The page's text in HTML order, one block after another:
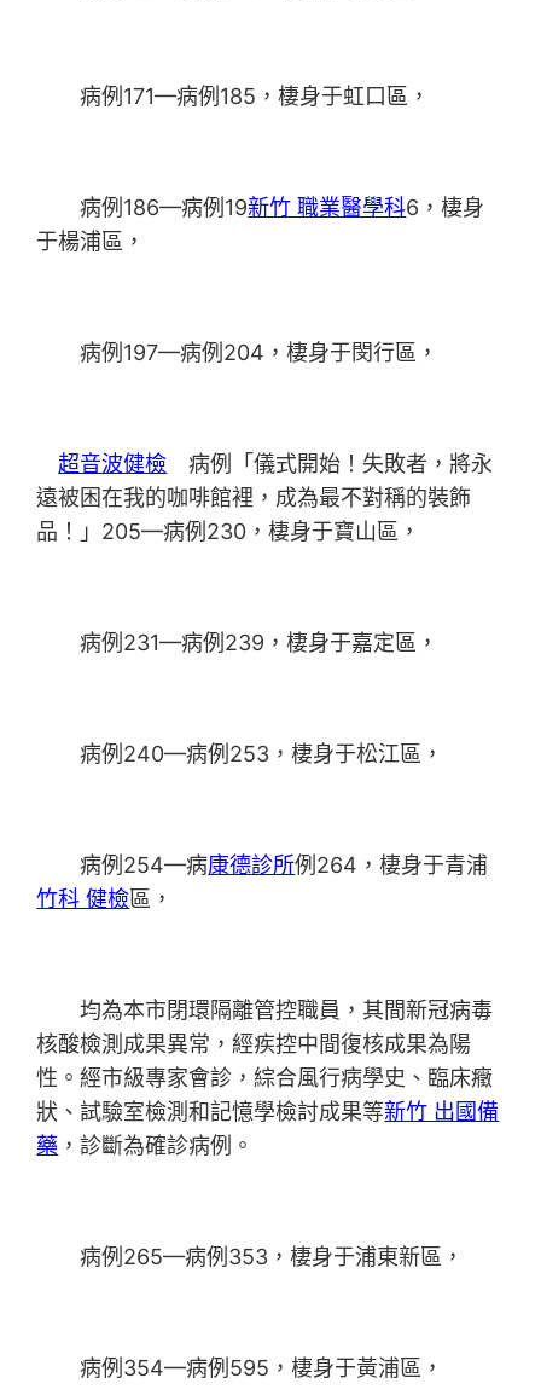
病例171—病例185，棲身于虹口區，
病例186—病例19新竹 職業醫學科6，棲身
于楊浦區，
病例197—病例204，棲身于閔行區，
超音波健檢 病例「儀式開始！失敗者，將永
遠被困在我的咖啡館裡，成為最不對稱的裝飾
品！」205—病例230，棲身于寶山區，
病例231—病例239，棲身于嘉定區，
病例240—病例253，棲身于松江區，
病例254—病康德診所例264，棲身于青浦
竹科 健檢區，
均為本市閉環隔離管控職員，其間新冠病毒
核酸檢測成果異常，經疾控中間復核成果為陽
性。經市級專家會診，綜合風行病學史、臨床癥
狀、試驗室檢測和記憶學檢討成果等新竹 出國備
藥 ，診斷為確診病例。
病例265—病例353，棲身于浦東新區，
病例354—病例595，棲身于黃浦區，